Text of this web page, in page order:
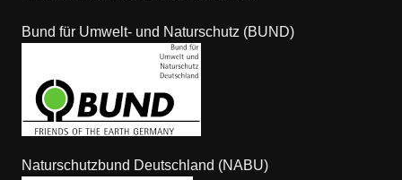
Bund für Umwelt- und Naturschutz (BUND)
Naturschutzbund Deutschland (NABU)